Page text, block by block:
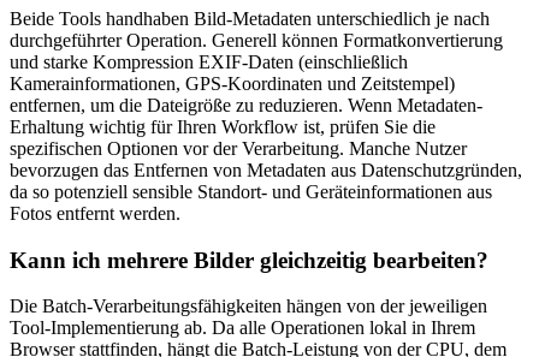
Beide Tools handhaben Bild-Metadaten unterschiedlich je nach
durchgeführter Operation. Generell können Formatkonvertierung
und starke Kompression EXIF-Daten (einschließlich
Kamerainformationen, GPS-Koordinaten und Zeitstempel)
entfernen, um die Dateigröße zu reduzieren. Wenn Metadaten-
Erhaltung wichtig für Ihren Workflow ist, prüfen Sie die
spezifischen Optionen vor der Verarbeitung. Manche Nutzer
bevorzugen das Entfernen von Metadaten aus Datenschutzgründen,
da so potenziell sensible Standort- und Geräteinformationen aus
Fotos entfernt werden.
Kann ich mehrere Bilder gleichzeitig bearbeiten?
Die Batch-Verarbeitungsfähigkeiten hängen von der jeweiligen
Tool-Implementierung ab. Da alle Operationen lokal in Ihrem
Browser stattfinden, hängt die Batch-Leistung von der CPU, dem